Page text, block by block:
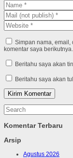
Simpan nama, email,
komentar saya berikutnya.
Beritahu saya akan
Beritahu saya akan
Komentar Terbaru
Arsip
Agustus 2026